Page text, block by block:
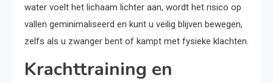
water voelt het lichaam lichter aan, wordt het risico op
vallen geminimaliseerd en kunt u veilig blijven bewegen,
zelfs als u zwanger bent of kampt met fysieke klachten.
Krachttraining en